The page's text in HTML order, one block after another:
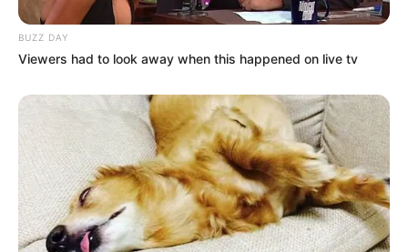
BUZZ DAY
Viewers had to look away when this happened on live tv